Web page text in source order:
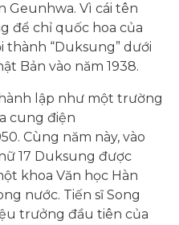
Geunhwa. Vì cái tên
để chỉ quốc hoa của
thành “Duksung” dưới
Bản vào năm 1938.
lập như một trường
cung điện
Cùng năm này, vào
17 Duksung được
khoa Văn học Hàn
nước. Tiến sĩ Song
trưởng đầu tiên của